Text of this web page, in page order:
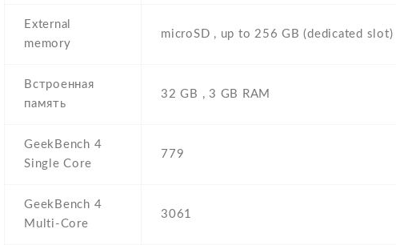
External
memory
microSD , up to 256 GB (dedicated slot)
Встроенная
память
32 GB , 3 GB RAM
GeekBench 4
Single Core
779
GeekBench 4
Multi-Core
3061